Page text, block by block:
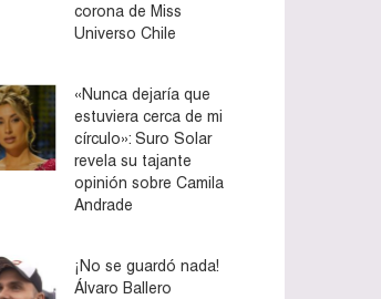
corona de Miss
Universo Chile
«Nunca dejaría que
estuviera cerca de mi
círculo»: Suro Solar
revela su tajante
opinión sobre Camila
Andrade
¡No se guardó nada!
Álvaro Ballero